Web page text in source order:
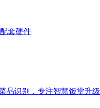
套硬件
品识别，专注智慧饭堂升级